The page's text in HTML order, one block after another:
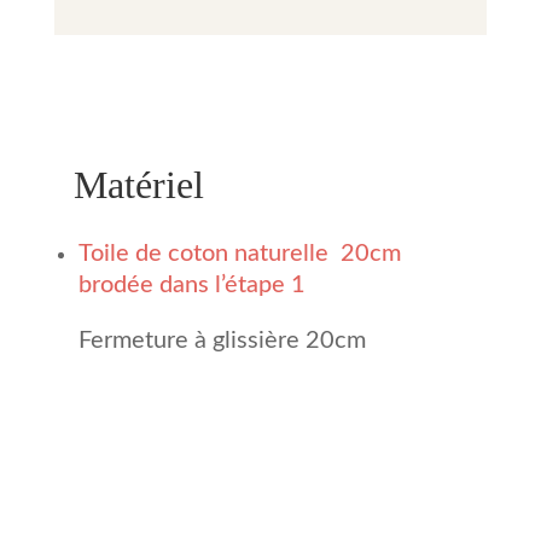
Matériel
Toile de coton naturelle 20cm
brodée dans l’étape 1
Fermeture à glissière 20cm